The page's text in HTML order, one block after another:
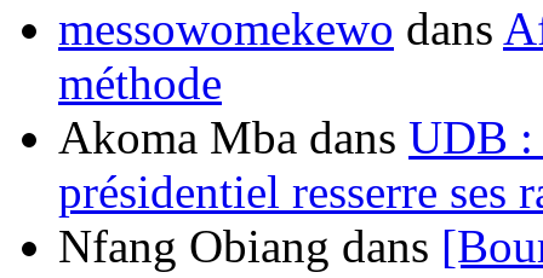
messowomekewo dans
méthode
Akoma Mba dans UDB :
présidentiel resserre ses
Nfang Obiang dans